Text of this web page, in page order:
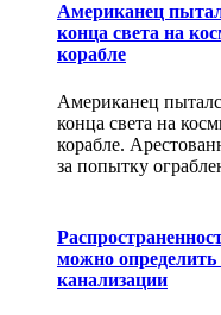
Американец
конца света на
корабле
Американец
конца света на
корабле.
за попытку
можно
канализации